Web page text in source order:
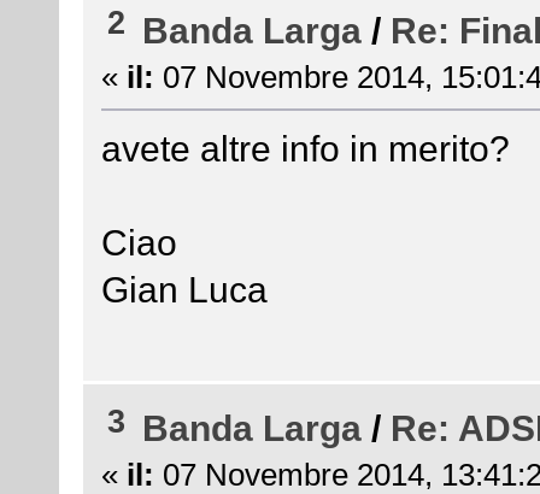
2 Banda Larga / Re:
« il: 07 Novembre 2014,
avete altre info in merito?
Ciao
Gian Luca
3 Banda Larga / Re:
« il: 07 Novembre 2014,